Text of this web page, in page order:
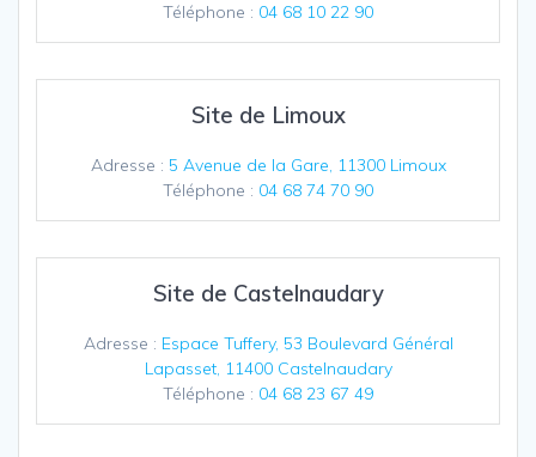
Téléphone : 04 68 10 22 90
Site de Limoux
Adresse : 5 Avenue de la Gare, 11300 Limoux
Téléphone : 04 68 74 70 90
Site de Castelnaudary
Adresse : Espace Tuffery, 53 Boulevard Général
Lapasset, 11400 Castelnaudary
Téléphone : 04 68 23 67 49